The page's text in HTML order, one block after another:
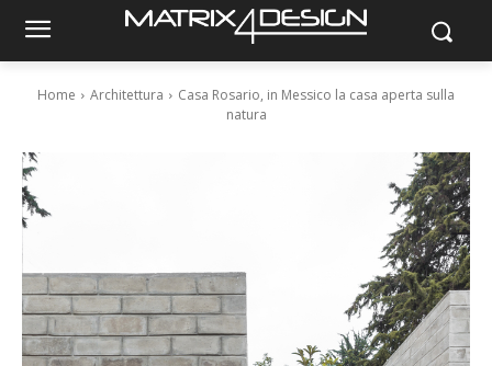
Home Architettura
Casa Rosario, in Messico la casa aperta sulla
natura